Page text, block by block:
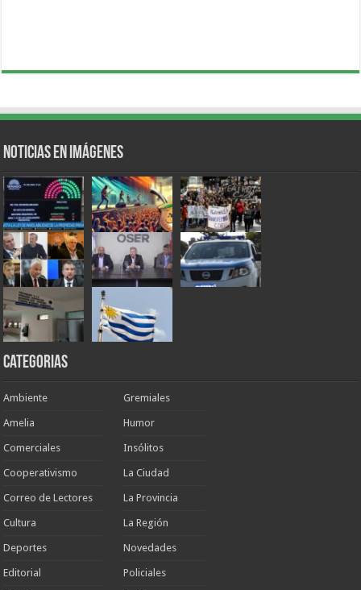
Noticias en Imágenes
Categorias
Ambiente
Amelia
Comerciales
Cooperativismo
Correo de Lectores
Cultura
Deportes
Editorial
Gremiales
Humor
Insólitos
La Ciudad
La Provincia
La Región
Novedades
Policiales